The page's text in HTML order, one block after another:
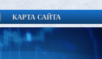
КАРТА САЙТА